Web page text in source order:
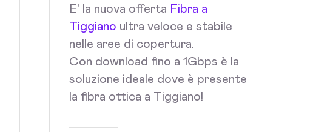
E' la nuova offerta Fibra a
Tiggiano ultra veloce e stabile
nelle aree di copertura.
Con download fino a 1Gbps è la
soluzione ideale dove è presente
la fibra ottica a Tiggiano!